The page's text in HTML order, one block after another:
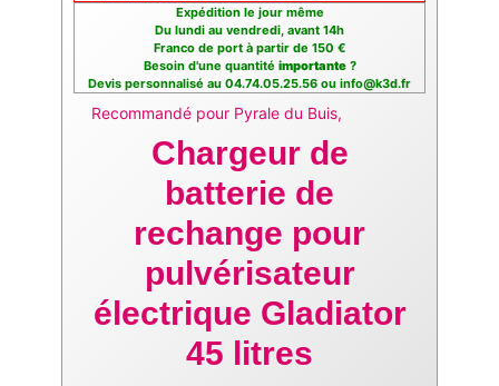
Expédition le jour même
Du lundi au vendredi, avant 14h
Franco de port à partir de 150 €
Besoin d'une quantité importante?
Devis personnalisé au 04.74.05.25.56 ou info@k3d.fr
Recommandé pour Pyrale du Buis,
Chargeur de
batterie de
rechange pour
pulvérisateur
électrique Gladiator
45 litres